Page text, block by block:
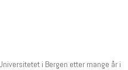
i Bergen etter mange år i